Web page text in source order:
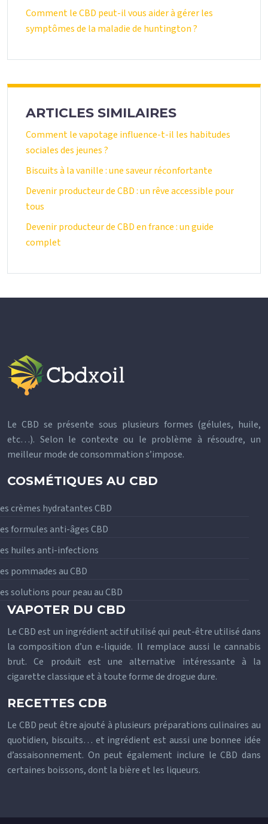
Comment le CBD peut-il vous aider à gérer les
symptômes de la maladie de huntington ?
ARTICLES SIMILAIRES
Comment le vapotage influence-t-il les habitudes
sociales des jeunes ?
Biscuits à la vanille : une saveur réconfortante
Devenir producteur de CBD : un rêve accessible pour
tous
Devenir producteur de CBD en france : un guide
complet
Le CBD se présente sous plusieurs formes (gélules, huile,
etc…). Selon le contexte ou le problème à résoudre, un
meilleur mode de consommation s’impose.
COSMÉTIQUES AU CBD
crèmes hydratantes CBD
formules anti-âges CBD
huiles anti-infections
pommades au CBD
solutions pour peau au CBD
VAPOTER DU CBD
Le CBD est un ingrédient actif utilisé qui peut-être utilisé dans
la composition d’un e-liquide. Il remplace aussi le cannabis
brut. Ce produit est une alternative intéressante à la
cigarette classique et à toute forme de drogue dure.
RECETTES CDB
Le CBD peut être ajouté à plusieurs préparations culinaires au
quotidien, biscuits… et ingrédient est aussi une bonnee idée
d’assaisonnement. On peut également inclure le CBD dans
certaines boissons, dont la bière et les liqueurs.